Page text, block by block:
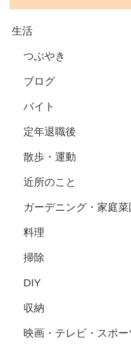
生活
つぶやき
ブログ
バイト
定年退職後
散歩・運動
近所のこと
ガーデニング・家庭菜
料理
掃除
DIY
収納
映画・テレビ・スポ